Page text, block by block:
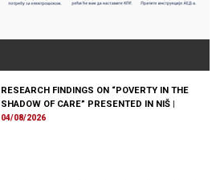
RESEARCH FINDINGS ON “POVERTY IN THE
SHADOW OF CARE” PRESENTED IN NIŠ
04/08/2026